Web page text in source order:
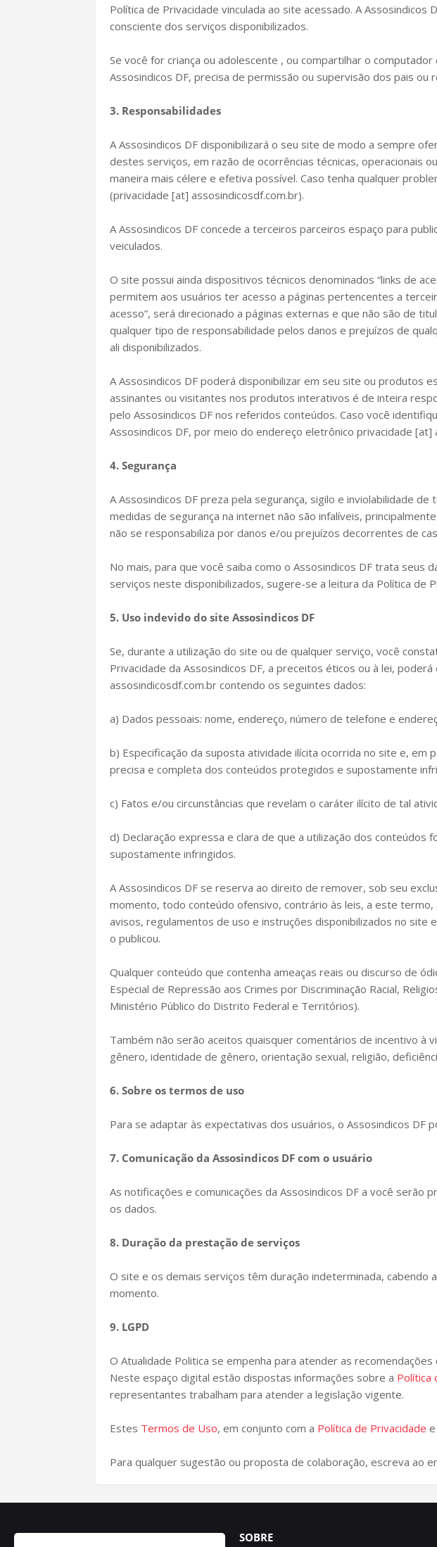
Política de Privacidade vinculada ao site acessado. A
consciente dos serviços disponibilizados.
Se você for criança ou adolescente , ou compartilhar o
Assosindicos DF, precisa de permissão ou supervisão dos pais ou
3. Responsabilidades
A Assosindicos DF disponibilizará o seu site de modo a sempre
destes serviços, em razão de ocorrências técnicas, operacionais
maneira mais célere e efetiva possível. Caso tenha qualquer
(privacidade [at] assosindicosdf.com.br).
A Assosindicos DF concede a terceiros parceiros espaço para
veiculados.
O site possui ainda dispositivos técnicos denominados “links de
permitem aos usuários ter acesso a páginas pertencentes a
acesso”, será direcionado a páginas externas e que não são de
qualquer tipo de responsabilidade pelos danos e prejuízos de
ali disponibilizados.
A Assosindicos DF poderá disponibilizar em seu site ou produtos
assinantes ou visitantes nos produtos interativos é de inteira
pelo Assosindicos DF nos referidos conteúdos. Caso você
Assosindicos DF, por meio do endereço eletrônico privacidade [at]
4. Segurança
A Assosindicos DF preza pela segurança, sigilo e inviolabilidade
medidas de segurança na internet não são infalíveis,
não se responsabiliza por danos e/ou prejuízos decorrentes de
No mais, para que você saiba como o Assosindicos DF trata
serviços neste disponibilizados, sugere-se a leitura da Política de
5. Uso indevido do site Assosindicos DF
Se, durante a utilização do site ou de qualquer serviço, você
Privacidade da Assosindicos DF, a preceitos éticos ou à lei,
assosindicosdf.com.br contendo os seguintes dados:
a) Dados pessoais: nome, endereço, número de telefone e
b) Especificação da suposta atividade ilícita ocorrida no site e,
precisa e completa dos conteúdos protegidos e supostamente
c) Fatos e/ou circunstâncias que revelam o caráter ilícito de tal
d) Declaração expressa e clara de que a utilização dos
supostamente infringidos.
A Assosindicos DF se reserva ao direito de remover, sob seu
momento, todo conteúdo ofensivo, contrário às leis, a este
avisos, regulamentos de uso e instruções disponibilizados no
o publicou.
Qualquer conteúdo que contenha ameaças reais ou discurso de
Especial de Repressão aos Crimes por Discriminação Racial,
Ministério Público do Distrito Federal e Territórios).
Também não serão aceitos quaisquer comentários de incentivo à
gênero, identidade de gênero, orientação sexual, religião,
6. Sobre os termos de uso
Para se adaptar às expectativas dos usuários, o Assosindicos
7. Comunicação da Assosindicos DF com o usuário
As notificações e comunicações da Assosindicos DF a você
os dados.
8. Duração da prestação de serviços
O site e os demais serviços têm duração indeterminada,
momento.
9. LGPD
O Atualidade Politica se empenha para atender as recomendações
Neste espaço digital estão dispostas informações sobre a Política
representantes trabalham para atender a legislação vigente.
Estes Termos de Uso, em conjunto com a Política de Privacidade e
Para qualquer sugestão ou proposta de colaboração, escreva ao
SOBRE